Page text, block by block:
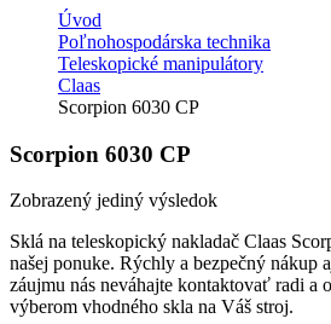
Úvod
Poľnohospodárska technika
Teleskopické manipulátory
Claas
Scorpion 6030 CP
Scorpion 6030 CP
Zobrazený jediný výsledok
Sklá na teleskopický nakladač Claas
našej ponuke. Rýchly a bezpečný nákup
záujmu nás neváhajte kontaktovať radi a
výberom vhodného skla na Váš stroj.